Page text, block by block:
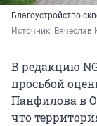
Благоустройство
Источник: Вячеслав
В редакцию
просьбой
Панфилова в
что